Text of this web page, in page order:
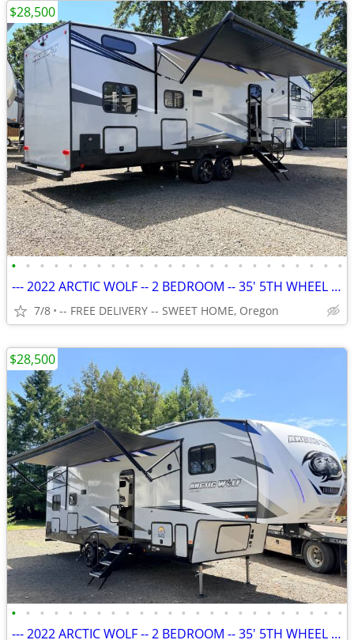
• • • • • • • • • • • • • • • • • • • • • • • •
--- 2022 ARCTIC WOLF -- 2 BEDROOM -- 35' 5TH WHEEL RV ---
7/8 -- FREE DELIVERY -- SWEET HOME, Oregon
$28,500
• • • • • • • • • • • • • • • • • • • • • • • •
--- 2022 ARCTIC WOLF -- 2 BEDROOM -- 35' 5TH WHEEL RV ---
$28,500